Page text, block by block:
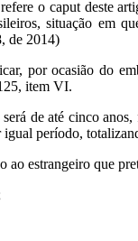
o caput deste
situação em
de 2014)
por ocasião do
item VI.
de até cinco
período,
ao estrangeiro que